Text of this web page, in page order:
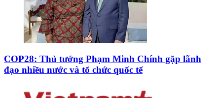
COP28: Thủ tướng Phạm Minh Chính gặp lãnh
đạo nhiều nước và tổ chức quốc tế